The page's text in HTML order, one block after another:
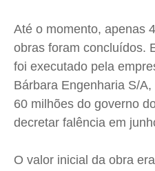
Até o momento, apenas
obras foram concluídos.
foi executado pela
Bárbara Engenharia S/
60 milhões do governo
decretar falência em
O valor inicial da obra